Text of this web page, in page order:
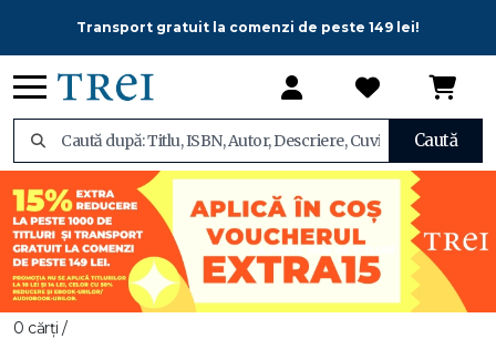
Transport gratuit la comenzi de peste 149 lei!
Caută
0 cărți /